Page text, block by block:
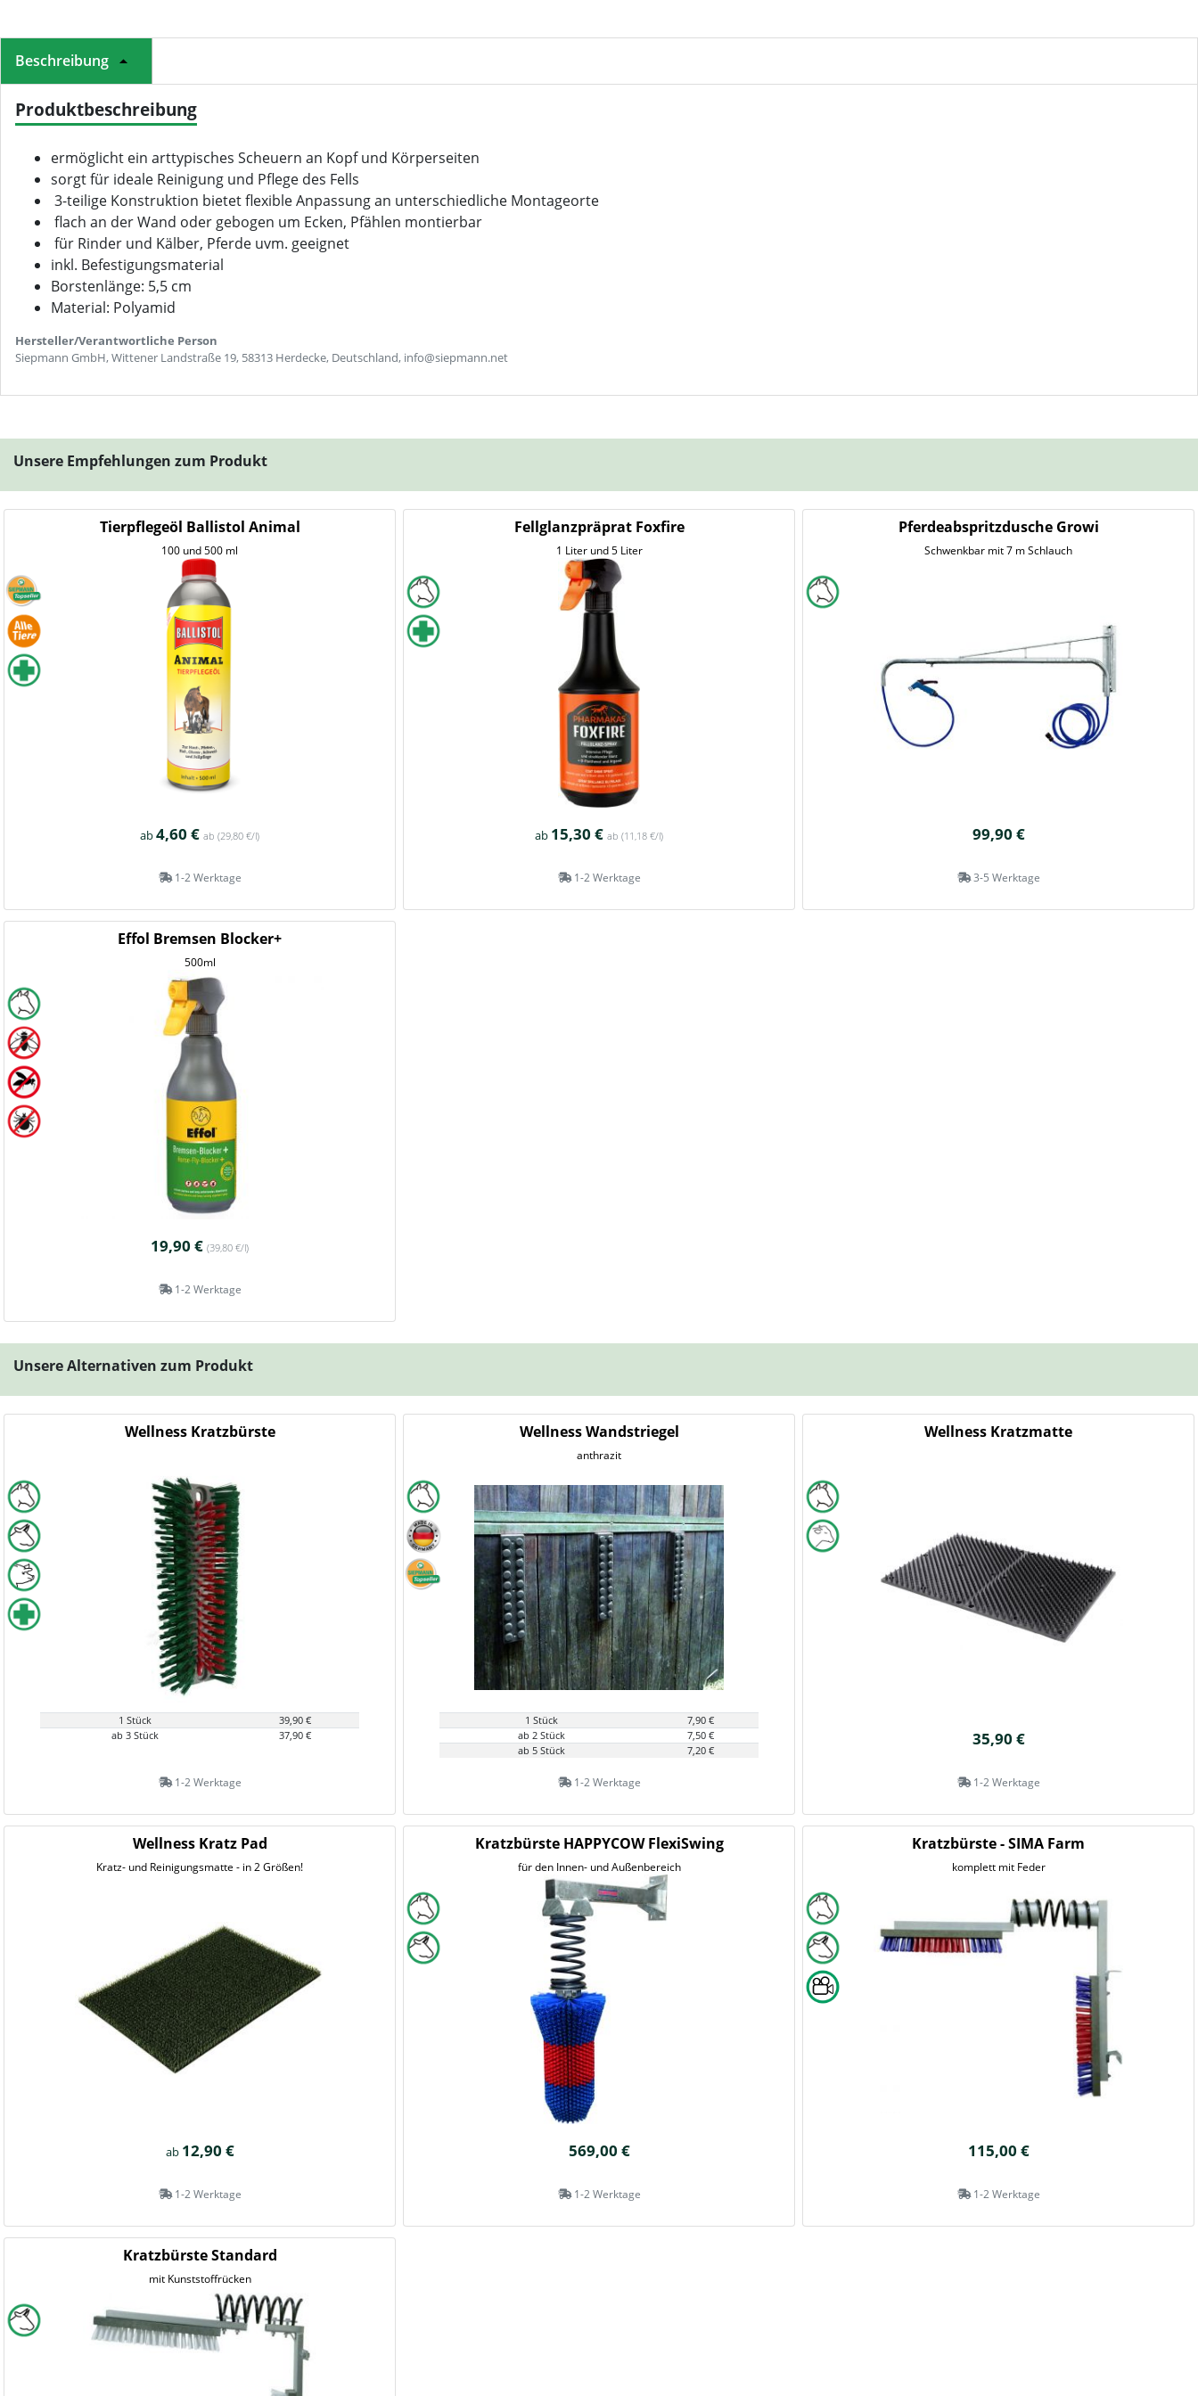
Beschreibung
Produktbeschreibung
ermöglicht ein arttypisches Scheuern an Kopf und Körperseiten
sorgt für ideale Reinigung und Pflege des Fells
3-teilige Konstruktion bietet flexible Anpassung an unterschiedliche Montageorte
flach an der Wand oder gebogen um Ecken, Pfählen montierbar
für Rinder und Kälber, Pferde uvm. geeignet
inkl. Befestigungsmaterial
Borstenlänge: 5,5 cm
Material: Polyamid
Hersteller/Verantwortliche Person
Siepmann GmbH, Wittener Landstraße 19, 58313 Herdecke, Deutschland, info@siepmann.net
Unsere Empfehlungen zum Produkt
Tierpflegeöl Ballistol Animal
100 und 500 ml
ab4,60 € ab (29,80 €/l)
1-2 Werktage
Fellglanzpräprat Foxfire
1 Liter und 5 Liter
ab 15,30 € ab (11,18 €/l)
1-2 Werktage
Pferdeabspritzdusche Growi
Schwenkbar mit 7 m Schlauch
99,90 €
3-5 Werktage
Effol Bremsen Blocker+
500ml
19,90 € (39,80 €/l)
1-2 Werktage
Unsere Alternativen zum Produkt
Wellness Kratzbürste
1 Stück
39,90 €
ab 3 Stück
37,90 €
1-2 Werktage
Wellness Wandstriegel
anthrazit
1 Stück
7,90 €
ab 2 Stück
7,50 €
ab 5 Stück
7,20 €
1-2 Werktage
Wellness Kratzmatte
35,90 €
1-2 Werktage
Wellness Kratz Pad
Kratz- und Reinigungsmatte - in 2 Größen!
ab 12,90 €
1-2 Werktage
Kratzbürste HAPPYCOW FlexiSwing
für den Innen- und Außenbereich
569,00 €
1-2 Werktage
Kratzbürste - SIMA Farm
komplett mit Feder
115,00 €
1-2 Werktage
Kratzbürste Standard
mit Kunststoffrücken